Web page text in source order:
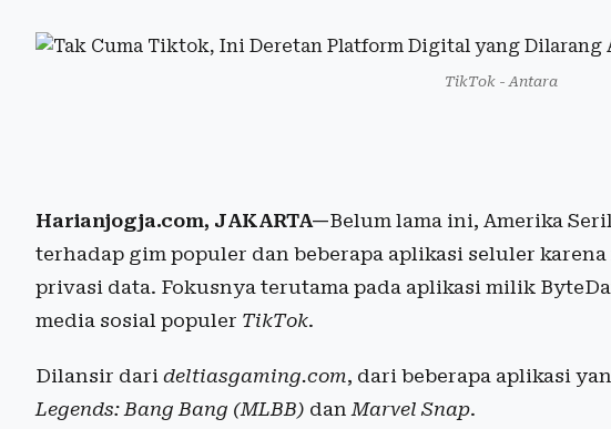
TikTok - Antara
Harianjogja.com, JAKARTA—Belum lama ini, Amerika
terhadap gim populer dan beberapa aplikasi seluler
privasi data. Fokusnya terutama pada aplikasi milik
media sosial populer TikTok.
Dilansir dari deltiasgaming.com, dari beberapa aplikasi
Legends: Bang Bang (MLBB) danMarvel Snap.